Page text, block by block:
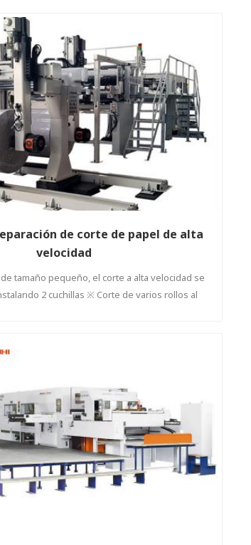
de corte de papel de alta
velocidad
tamaño pequeño, el corte a alta velocidad se
2 cuchillas ※ Corte de varios rollos al
tappers de papel para hacer que la
sea más ordenada ※ Reduzca el peso del rotor,